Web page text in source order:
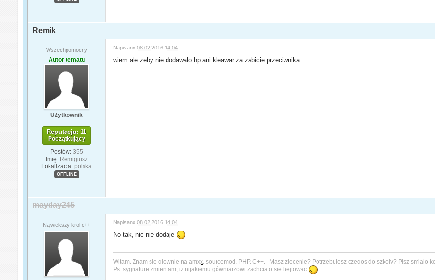
Remik
Wszechpomocny
Autor tematu
Użytkownik
Reputacja: 11
Początkujący
Postów: 355
Imię: Remigiusz
Lokalizacja: polska
OFFLINE
Napisano08.02.2016 14:04
wiem ale zeby nie dodawalo hp ani kleawar za zabicie przeciwnika
mayday245
Najwiekszy krol c++ Napisano08.02.2016 14:04
No tak, nic nie dodaje
Witam. Znam sie glownie naamxx , sourcemod, PHP, C++. Masz zlecenie? Potrzebujesz czegos do szkoly? Pisz smialo
Ps. sygnature zmieniam, iz nijakiemu gówniarzowi zachcialo sie hejtowac